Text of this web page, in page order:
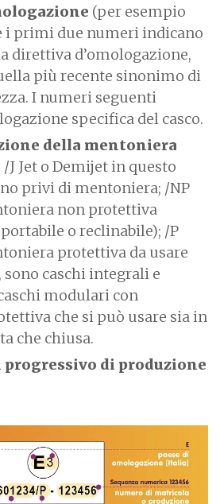
(per esempio
i primi due numeri indicano
direttiva d’omologazione,
più recente sinonimo di
I numeri seguenti
specifica del casco.
della mentoniera
J Jet o Demijet in questo
privi di mentoniera; /NP
non protettiva
o reclinabile); /P
protettiva da usare
sono caschi integrali e
modulari con
che si può usare sia in
che chiusa.
di produzione